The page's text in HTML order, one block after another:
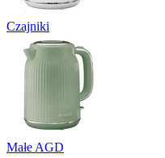
Czajniki
Małe AGD